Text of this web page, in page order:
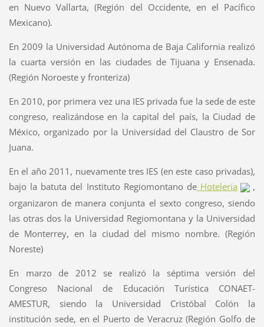
en Nuevo Vallarta, (Región del Occidente, en el Pacífico
Mexicano).
En 2009 la Universidad Autónoma de Baja California realizó
la cuarta versión en las ciudades de Tijuana y Ensenada.
(Región Noroeste y fronteriza)
En 2010, por primera vez una IES privada fue la sede de este
congreso, realizándose en la capital del país, la Ciudad de
México, organizado por la Universidad del Claustro de Sor
Juana.
En el año 2011, nuevamente tres IES (en este caso privadas),
bajo la batuta del Instituto Regiomontano deHotelería
,
organizaron de manera conjunta el sexto congreso, siendo
las otras dos la Universidad Regiomontana y la Universidad
de Monterrey, en la ciudad del mismo nombre. (Región
Noreste)
En marzo de 2012 se realizó la séptima versión del
Congreso Nacional de Educación Turística CONAET-
AMESTUR, siendo la Universidad Cristóbal Colón la
institución sede, en el Puerto de Veracruz (Región Golfo de